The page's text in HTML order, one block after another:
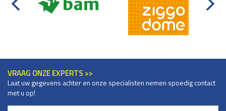
VRAAG ONZE EXPERTS >>
Laat uw gegevens achter en onze specialisten nemen spoedig contact
met u op!